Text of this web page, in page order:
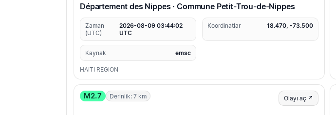
Département des Nippes · Commune Petit-Trou-de-Nippes
Zaman
(UTC)
2026-08-09 03:44:02
UTC
Koordinatlar 18.470, -73.500
Kaynak emsc
HAITI REGION
M2.7 Derinlik: 7 km Olayı aç ↗